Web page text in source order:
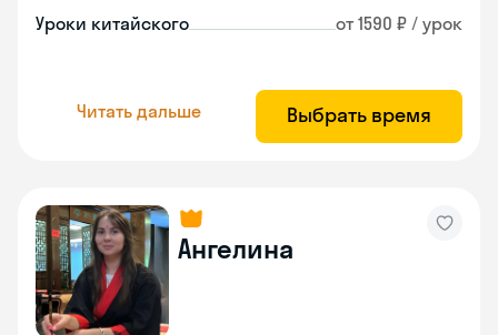
Уроки китайского от 1590 ₽ / урок
Читать дальше Выбрать время
Ангелина